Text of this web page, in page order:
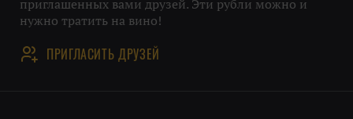
приглашенных вами друзей. Эти рубли можно и
нужно тратить на вино!
ПРИГЛАСИТЬ ДРУЗЕЙ